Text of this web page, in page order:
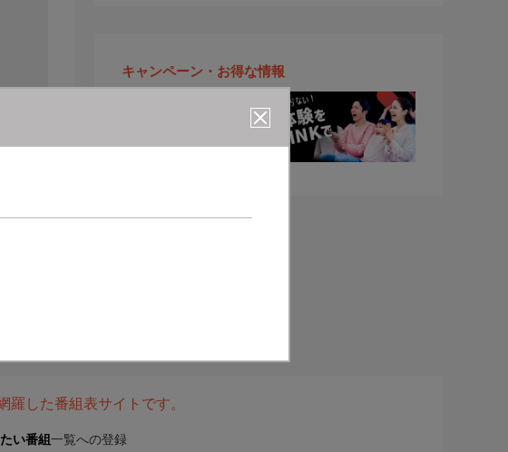
キャンペーン・お得な情報
羅した番組表サイトです。
い番組一覧への登録